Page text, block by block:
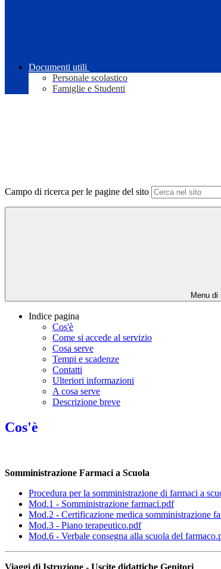
Documenti utili
Personale scolastico
Famiglie e Studenti
Campo di ricerca per le pagine del sito
Menu di
Indice pagina
Cos'è
Come si accede al servizio
Cosa serve
Tempi e scadenze
Contatti
Ulteriori informazioni
A cosa serve
Descrizione breve
Cos'è
Somministrazione Farmaci a Scuola
Procedura per la somministrazione di farmaci a
Mod.1 - Somministrazione farmaci.pdf
Mod.2 - Certificazione medica somministrazione
Mod.3 - Piano terapeutico.pdf
Mod.6 - Verbale consegna alla scuola del
Viaggi di Istruzione - Uscite didattiche Genitori